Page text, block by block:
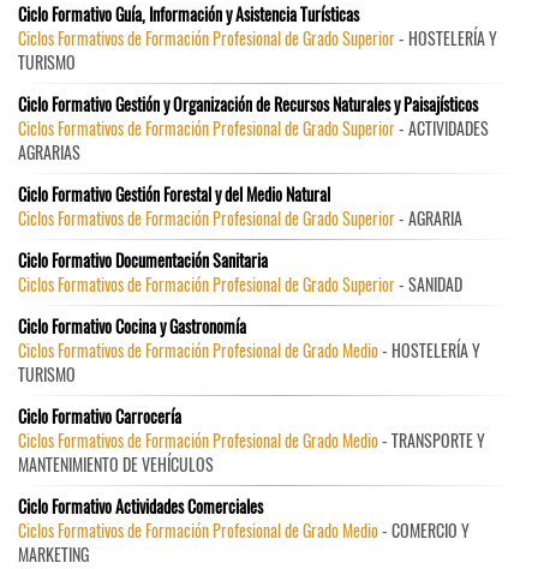
Ciclo Formativo Guía, Información y Asistencia Turísticas
Ciclos Formativos de Formación Profesional de Grado Superior- HOSTELERÍA Y
TURISMO
Ciclo Formativo Gestión y Organización de Recursos Naturales y Paisajísticos
Ciclos Formativos de Formación Profesional de Grado Superior- ACTIVIDADES
AGRARIAS
Ciclo Formativo Gestión Forestal y del Medio Natural
Ciclos Formativos de Formación Profesional de Grado Superior- AGRARIA
Ciclo Formativo Documentación Sanitaria
Ciclos Formativos de Formación Profesional de Grado Superior- SANIDAD
Ciclo Formativo Cocina y Gastronomía
Ciclos Formativos de Formación Profesional de Grado Medio- HOSTELERÍA Y
TURISMO
Ciclo Formativo Carrocería
Ciclos Formativos de Formación Profesional de Grado Medio- TRANSPORTE Y
MANTENIMIENTO DE VEHÍCULOS
Ciclo Formativo Actividades Comerciales
Ciclos Formativos de Formación Profesional de Grado Medio- COMERCIO Y
MARKETING